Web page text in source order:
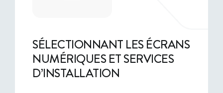
SÉLECTIONNANT LES ÉCRANS
NUMÉRIQUES ET SERVICES
D’INSTALLATION